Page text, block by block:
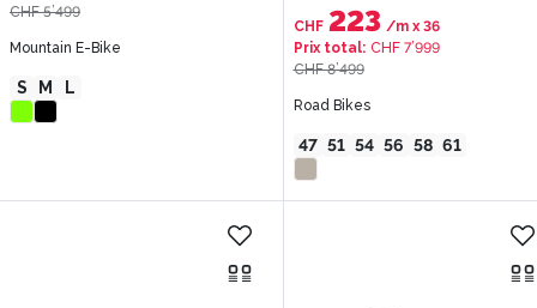
CHF 5’499
Mountain E-Bike
S M L
CHF 223 /mx 36
Prix total: CHF 7’999
CHF 8’499
Road Bikes
47 51 54 56 58 61